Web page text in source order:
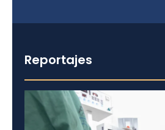
Reportajes